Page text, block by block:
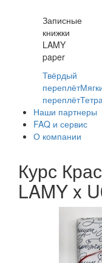
Записные
книжки
LAMY
paper
Твёрдый
переплёт
переплёт
Наши партнеры
FAQ и сервис
О компании
Курс
LAMY x